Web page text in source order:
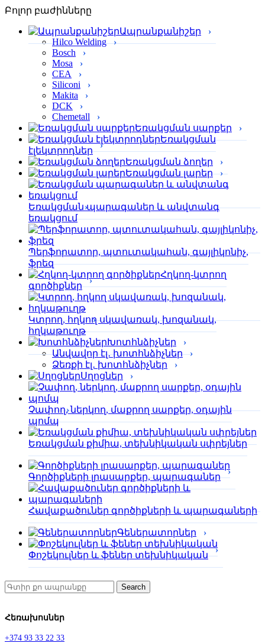
Բոլոր բաժինները
Ապրանքանիշեր
Hilco Welding
Bosch
Mosa
CEA
Siliconi
Makita
DCK
Chemetall
Եռակցման սարքեր
Եռակցման
էլեկտրոդներ
Եռակցման ձողեր
Եռակցման լարեր
Եռակցման պարագաներ և անվտանգ
եռակցում
Պերֆորա­տոր, պտուտակահան, գայլիկոնիչ,
ֆրեզ
Հղկող-կտրող
գործիքներ
Կտրող, հղկող սկավառակ, խոզանակ,
հղկաթուղթ
Խոտհնձիչներ
Անվավոր էլ․ խոտհնձիչներ
Ձեռքի էլ․ խոտհնձիչներ
Սղոցներ
Չափող, ներկող, մաքրող սարքեր, օդային
պոմպ
Եռակցման քիմիա, տեխնիկական սփրեյներ
Գործիքների լրասարքեր, պարագաներ
Հավաքածուներ գործիքների և պարագաների
Գեներատորներ
Փոշեկուլներ և ֆեներ տեխնիկական
Search
Հեռախոսներ
+374 93 33 22 33